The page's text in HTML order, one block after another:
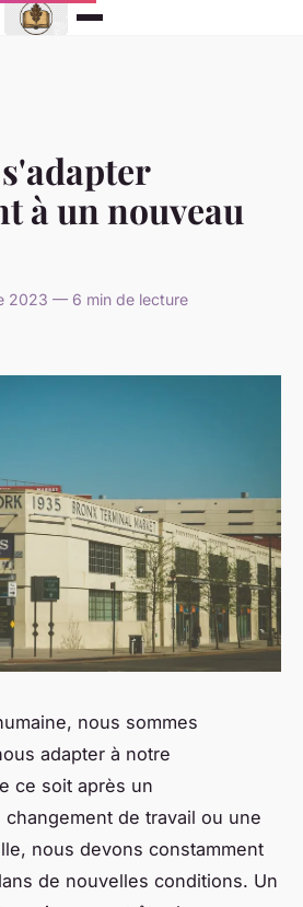
à un nouveau
2023 — 6 min de lecture
nous sommes
adapter à notre
ce soit après un
de travail ou une
nous devons constamment
de nouvelles conditions. Un